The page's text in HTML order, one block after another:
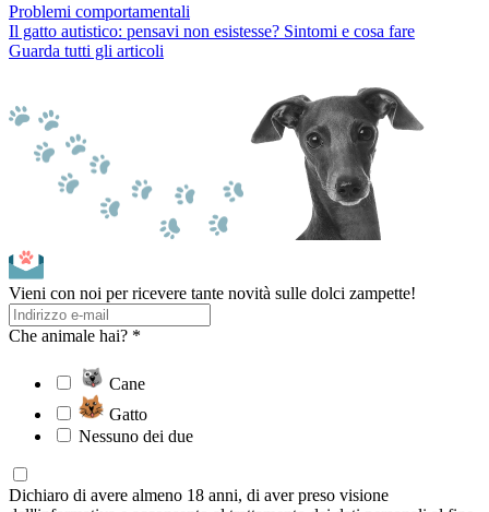
Problemi comportamentali
Il gatto autistico: pensavi non esistesse? Sintomi e cosa fare
Guarda tutti gli articoli
Vieni con noi per ricevere tante novità sulle dolci zampette!
Che animale hai? *
Cane
Gatto
Nessuno dei due
Dichiaro di avere almeno 18 anni, di aver preso visione